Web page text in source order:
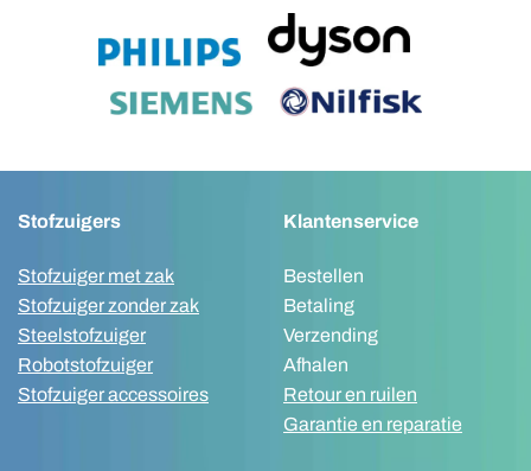
Stofzuigers
Stofzuiger met zak
Stofzuiger zonder zak
Steelstofzuiger
Robotstofzuiger
Stofzuiger accessoires
Klantenservice
Bestellen
Betaling
Verzending
Afhalen
Retour en ruilen
Garantie en reparatie